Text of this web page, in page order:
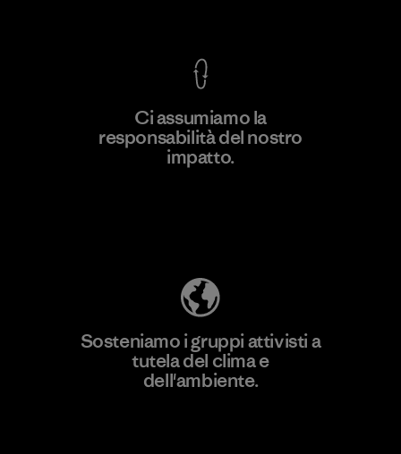
Scopri di più
Ci assumiamo la
responsabilità del nostro
impatto.
Sosteniamo i gruppi attivisti a
tutela del clima e
dell'ambiente.